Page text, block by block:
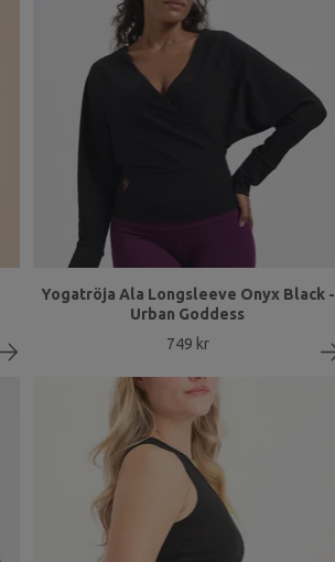
Yogatröja Ala Longsleeve Onyx Black -
Urban Goddess
749 kr